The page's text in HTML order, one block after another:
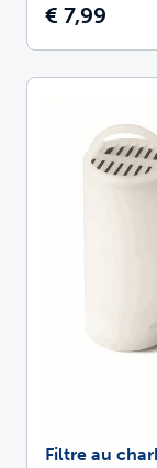
€ 7,99
Filtre au